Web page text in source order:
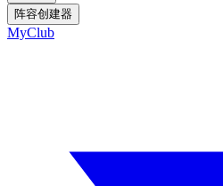
阵容创建器
MyClub